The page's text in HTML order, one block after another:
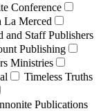
Conference
La Merced
and Staff Publishers
Publishing
Ministries
Timeless Truths
Publications